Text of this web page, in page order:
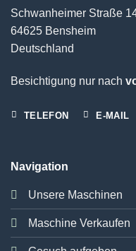
Schwanheimer Straße
64625 Bensheim
Deutschland
Besichtigung nur nach
TELEFON E-MAIL
Navigation
Unsere Maschinen
Maschine Verkaufen